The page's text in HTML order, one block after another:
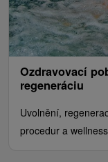
Ozdravovací
regeneráciu
Uvolnění,
procedur a